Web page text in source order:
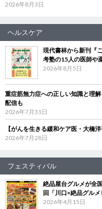
2026年8月3日
ヘルスケア
現代書林から新刊『
考塾の15人の医師や
2026年8月5日
重症筋無力症への正しい知識と理
配信も
2026年7月31日
【がんを生きる緩和ケア医・大橋
2026年7月28日
フェスティバル
絶品屋台グルメが全
回「川口×絶品グル
2026年4月15日